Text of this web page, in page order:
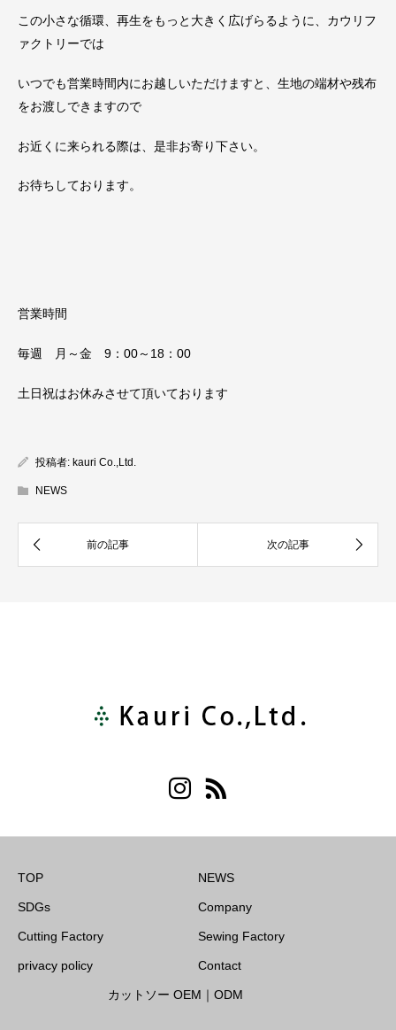
この小さな循環、再生をもっと大きく広げらるように、カウリフ
ァクトリーでは
いつでも営業時間内にお越しいただけますと、生地の端材や残布
をお渡しできますので
お近くに来られる際は、是非お寄り下さい。
お待ちしております。
営業時間
毎週 月～金 9：00～18：00
土日祝はお休みさせて頂いております
投稿者: kauri Co.,Ltd.
NEWS
TOP NEWS
SDGs Company
Cutting Factory Sewing Factory
privacy policy Contact
カットソー OEM｜ODM